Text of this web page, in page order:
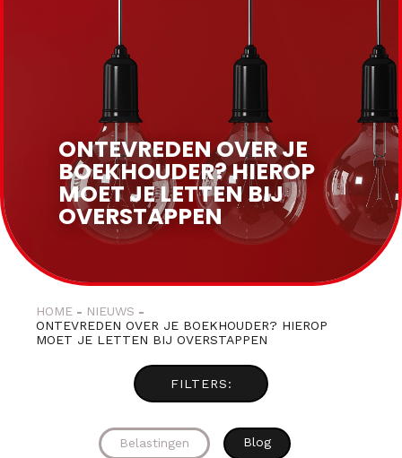
ONTEVREDEN OVER JE
BOEKHOUDER? HIEROP
MOET JE LETTEN BIJ
OVERSTAPPEN
HOME
NIEUWS
ONTEVREDEN OVER JE BOEKHOUDER? HIEROP
MOET JE LETTEN BIJ OVERSTAPPEN
Belastingen Blog